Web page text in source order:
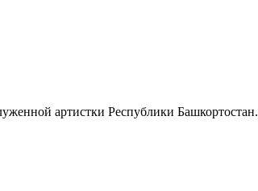
артистки Республики Башкортостан.